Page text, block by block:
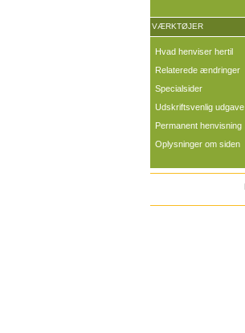
VÆRKTØJER
Hvad henviser hertil
Relaterede ændringer
Specialsider
Udskriftsvenlig udgave
Permanent henvisning
Oplysninger om siden